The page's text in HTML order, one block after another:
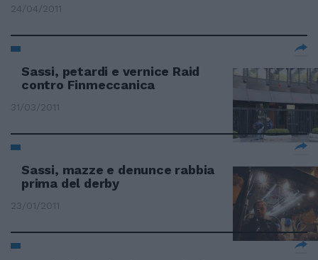
24/04/2011
Sassi, petardi e vernice Raid
contro Finmeccanica
31/03/2011
Sassi, mazze e denunce rabbia
prima del derby
23/01/2011